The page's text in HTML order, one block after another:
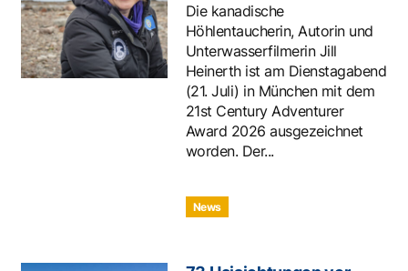
Die kanadische
Höhlentaucherin, Autorin und
Unterwasserfilmerin Jill
Heinerth ist am Dienstagabend
(21. Juli) in München mit dem
21st Century Adventurer
Award 2026 ausgezeichnet
worden. Der...
News